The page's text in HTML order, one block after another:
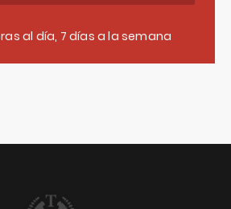
al día, 7 días a la semana